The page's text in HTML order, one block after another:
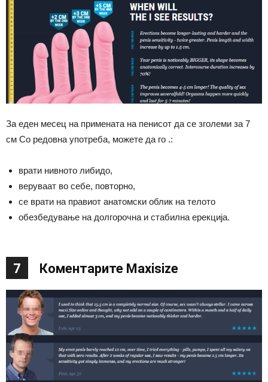
За еден месец на примената на пенисот да се зголеми за 7
см Со редовна употреба, можете да го .:
врати нивното либидо,
веруваат во себе, повторно,
се врати на правиот анатомски облик на телото
обезбедување на долгорочна и стабилна ерекција.
7 Коментарите Maxisize